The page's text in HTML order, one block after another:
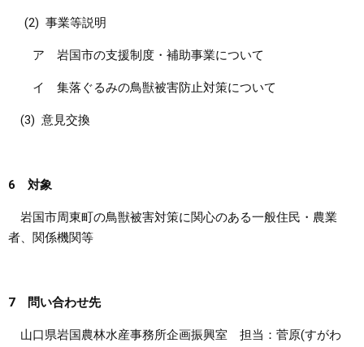
(2) 事業等説明
ア 岩国市の支援制度・補助事業について
イ 集落ぐるみの鳥獣被害防止対策について
(3) 意見交換
6 対象
岩国市周東町の鳥獣被害対策に関心のある一般住民・農業
者、関係機関等
7 問い合わせ先
山口県岩国農林水産事務所企画振興室 担当：菅原(すがわ